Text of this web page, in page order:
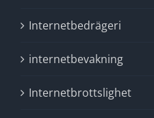
Internetbedrägeri
internetbevakning
Internetbrottslighet